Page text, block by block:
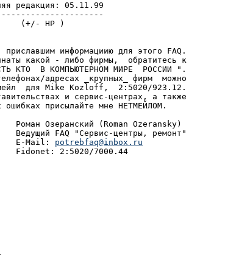
pедакция: 05.11.99
(+/- HP )
приславшим информациию для этого FAQ.
какой - либо фирмы,  обратитесь к
КТО  В КОМПЬЮТЕРНОМ МИРЕ  РОССИИ ".
адресах _крупных_ фирм  можно
для Mike Kozloff,  2:5020/923.12.
и сервис-центрах, а также
ошибках присылайте мне НЕТМЕЙЛОМ.
Роман Озеpанский (Roman Ozeransky)
Ведущий FAQ "Сеpвис-центpы, pемонт"
E-Mail:
potrebfaq@inbox.ru
Fidonet: 2:5020/7000.44